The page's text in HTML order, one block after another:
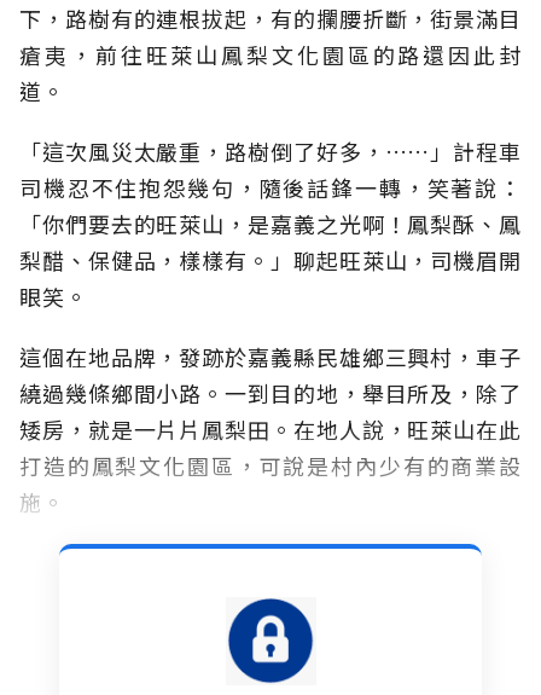
下，路樹有的連根拔起，有的攔腰折斷，街景滿目
瘡夷，前往旺萊山鳳梨文化園區的路還因此封
道。
「這次風災太嚴重，路樹倒了好多，……」計程車
司機忍不住抱怨幾句，隨後話鋒一轉，笑著說：
「你們要去的旺萊山，是嘉義之光啊！鳳梨酥、鳳
梨醋、保健品，樣樣有。」聊起旺萊山，司機眉開
眼笑。
這個在地品牌，發跡於嘉義縣民雄鄉三興村，車子
繞過幾條鄉間小路。一到目的地，舉目所及，除了
矮房，就是一片片鳳梨田。在地人說，旺萊山在此
打造的鳳梨文化園區，可說是村內少有的商業設
施。